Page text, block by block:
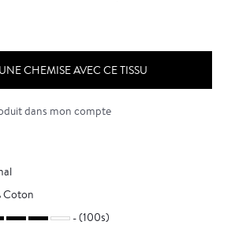
CHEMISE AVEC CE TISSU
dans mon compte
Coton
(100s)